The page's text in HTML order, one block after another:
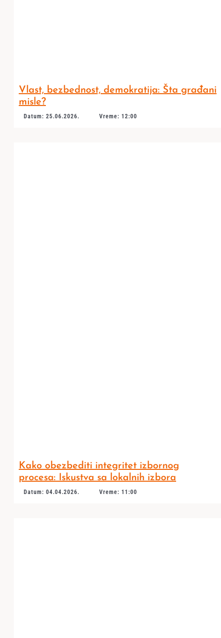
Vlast, bezbednost, demokratija: Šta građani
misle?
Datum: 25.06.2026. Vreme: 12:00
Kako obezbediti integritet izbornog
procesa: Iskustva sa lokalnih izbora
Datum: 04.04.2026. Vreme: 11:00